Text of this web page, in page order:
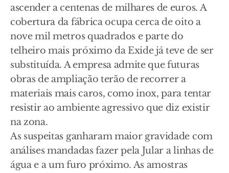
ascender a centenas de milhares de euros. A
cobertura da fábrica ocupa cerca de oito a
nove mil metros quadrados e parte do
telheiro mais próximo da Exide já teve de ser
substituída. A empresa admite que futuras
obras de ampliação terão de recorrer a
materiais mais caros, como inox, para tentar
resistir ao ambiente agressivo que diz existir
na zona.
As suspeitas ganharam maior gravidade com
análises mandadas fazer pela Jular a linhas de
água e a um furo próximo. As amostras